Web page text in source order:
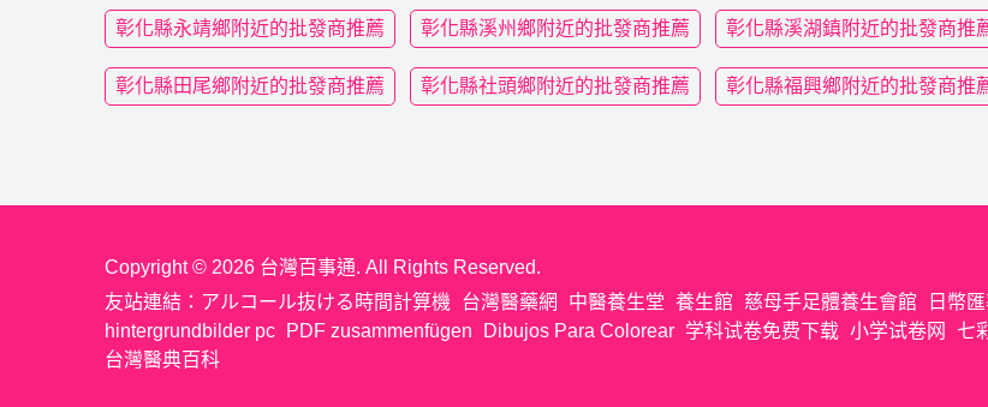
彰化縣永靖鄉附近的批發商推薦 彰化縣溪州鄉附近的批發商推薦 彰化縣溪湖鎮附近的批發商推
彰化縣田尾鄉附近的批發商推薦 彰化縣社頭鄉附近的批發商推薦 彰化縣福興鄉附近的批發商推
Copyright © 2026 台灣百事通. All Rights Reserved.
友站連結： アルコール抜ける時間計算機 台灣醫藥網 中醫養生堂 養生館 慈母手足體養生會館 日幣
hintergrundbilder pc
PDF zusammenfügen Dibujos Para Colorear 学科试卷免费下载 小学试卷网 七
台灣醫典百科